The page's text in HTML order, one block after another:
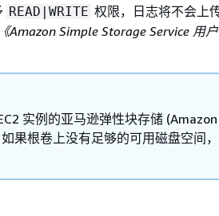
READ|WRITE 权限，日志将不会上
《Amazon Simple Storage Service 用户
实例的亚马逊弹性块存储 (Amazon
果根卷上没有足够的可用磁盘空间